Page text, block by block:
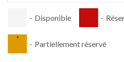
- Disponible -
·
- Partiellement réservé